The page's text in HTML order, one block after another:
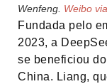
Wenfeng. Weibo
Fundada pelo
2023, a
se beneficiou
China. Liang,